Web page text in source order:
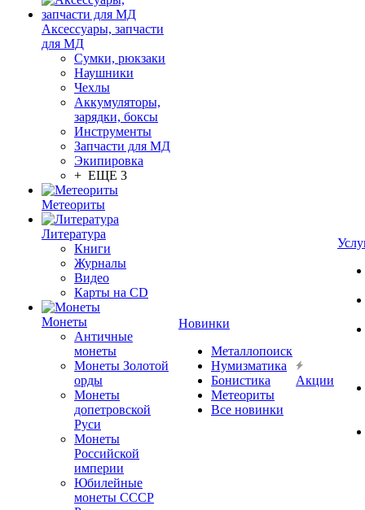
Аксессуары, запчасти
для МД
Сумки, рюкзаки
Наушники
Чехлы
Аккумуляторы,
зарядки, боксы
Инструменты
Запчасти для МД
Экипировка
+ ЕЩЕ 3
Метеориты
Литература
Книги
Журналы
Видео
Карты на CD
Монеты
Античные
монеты
Монеты Золотой
орды
Монеты
допетровской
Руси
Монеты
Российской
империи
Юбилейные
монеты СССР
Новинки
Металлопоиск
Нумизматика
Бонистика
Метеориты
Все новинки
Акции